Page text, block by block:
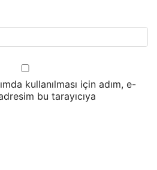
kullanılması için adım, e-
bu tarayıcıya